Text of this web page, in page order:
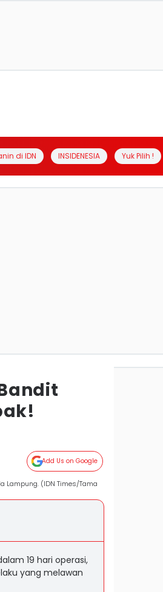
di IDN INSIDENESIA Yuk Pilih !
Add Us on Google
Lampung. (IDN Times/Tama
19 hari operasi,
yang melawan